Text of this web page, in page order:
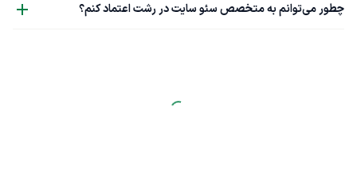
چطور می‌توانم به متخصص سئو سایت در رشت اعتماد کنم؟